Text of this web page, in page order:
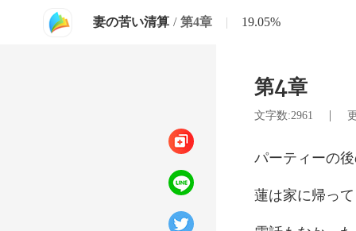
妻の苦い清算 / 第4章 | 19.05%
第4章
文字数:2961 |
帰っ